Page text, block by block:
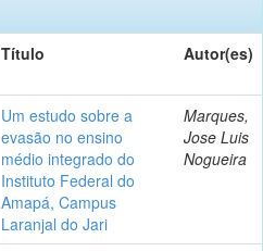
Título Autor(es)
Um estudo sobre a
evasão no ensino
médio integrado do
Instituto Federal do
Amapá, Campus
Laranjal do Jari
Marques,
Jose Luis
Nogueira